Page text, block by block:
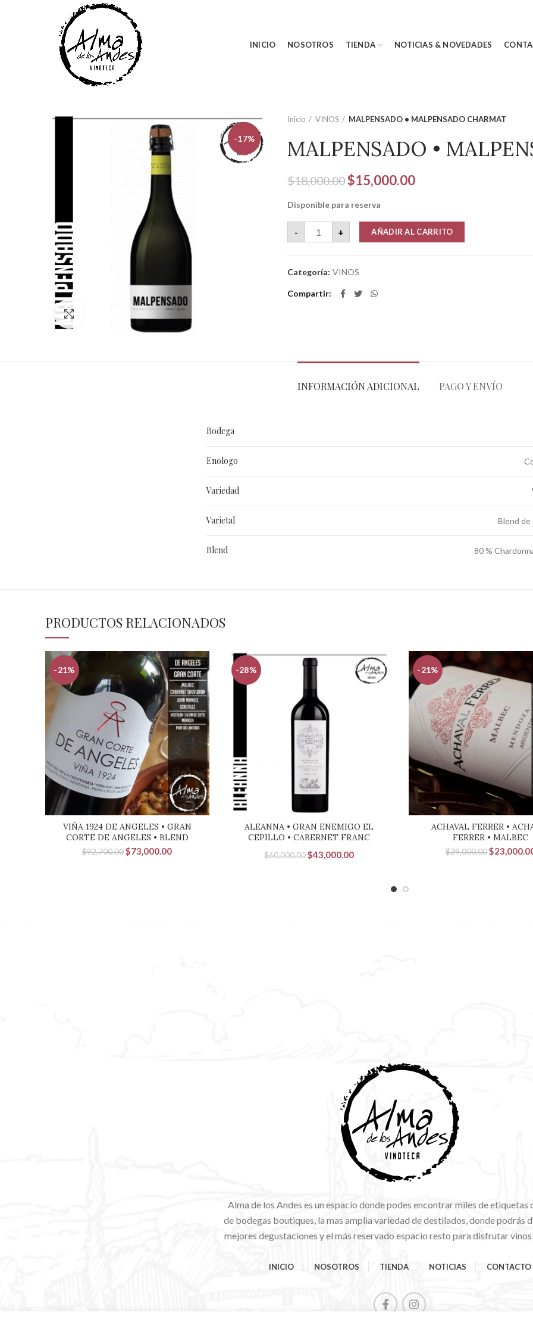
INICIO NOSOTROS TIENDA NOTICIAS & NOVEDADES
-17%
Inicio VINOS MALPENSADO • MALPENSADO CHARMAT
MALPENSADO •
$18,000.00El
original
era:
$18,000.00.
$15,000.00El
es:
$15,000.00.
Disponible para reserva
-
MALPENSADO • MALPENSADO CHARMAT cantidad
+ AÑADIR AL CARRITO
Categoría: VINOS
Compartir
INFORMACIÓN ADICIONAL PAGO Y ENVÍO
Bodega
Enologo
Variedad
Varietal Blend de
Blend 80 %
PRODUCTOS RELACIONADOS
-21%
VIÑA 1924 DE ANGELES • GRAN
CORTE DE ANGELES • BLEND
$92,700.00El
$73,000.00El
-28%
ALEANNA • GRAN ENEMIGO EL
CEPILLO • CABERNET FRANC
$60,000.00 El
$43,000.00El
-21%
ACHAVAL FERRER •
FERRER • MALBEC
$29,000.00El
$
Alma de los Andes es un espacio donde podes encontrar miles de etiquetas
de bodegas boutiques, la mas amplia variedad de destilados, donde podrás
mejores degustaciones y el más reservado espacio resto para disfrutar
INICIO NOSOTROS TIENDA NOTICIAS CONTACTO